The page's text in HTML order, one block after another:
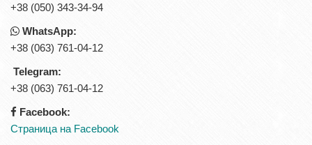
+38 (050) 343-34-94
WhatsApp:
+38 (063) 761-04-12
Telegram:
+38 (063) 761-04-12
Facebook:
Страница на Facebook